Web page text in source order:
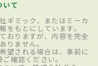
いて
ギミック、またはミーカ
をもとにしています。
おりますが、内容を完全
りません。
望される場合は、事前に
確認ください。